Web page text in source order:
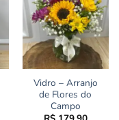
Vidro – Arranjo
de Flores do
Campo